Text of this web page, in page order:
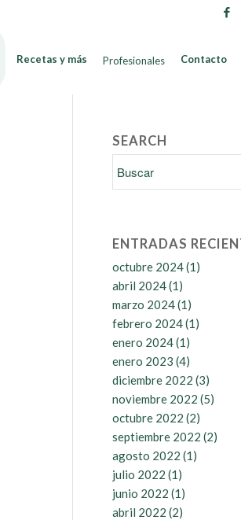
Recetas y más Profesionales Contacto
SEARCH
ENTRADAS
octubre 2024(1)
abril 2024(1)
marzo 2024(1)
febrero 2024(1)
enero 2024(1)
enero 2023 (4)
diciembre 2022 (3)
noviembre 2022 (5)
octubre 2022 (2)
septiembre 2022 (2)
agosto 2022 (1)
julio 2022 (1)
junio 2022 (1)
abril 2022 (2)